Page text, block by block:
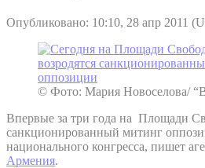
Опубликовано: 10:10, 28 апр 2011
© Фото: Мария Новоселова/
Впервые за три года на Площади
санкционированный митинг
национального конгресса, пишет
Армения.